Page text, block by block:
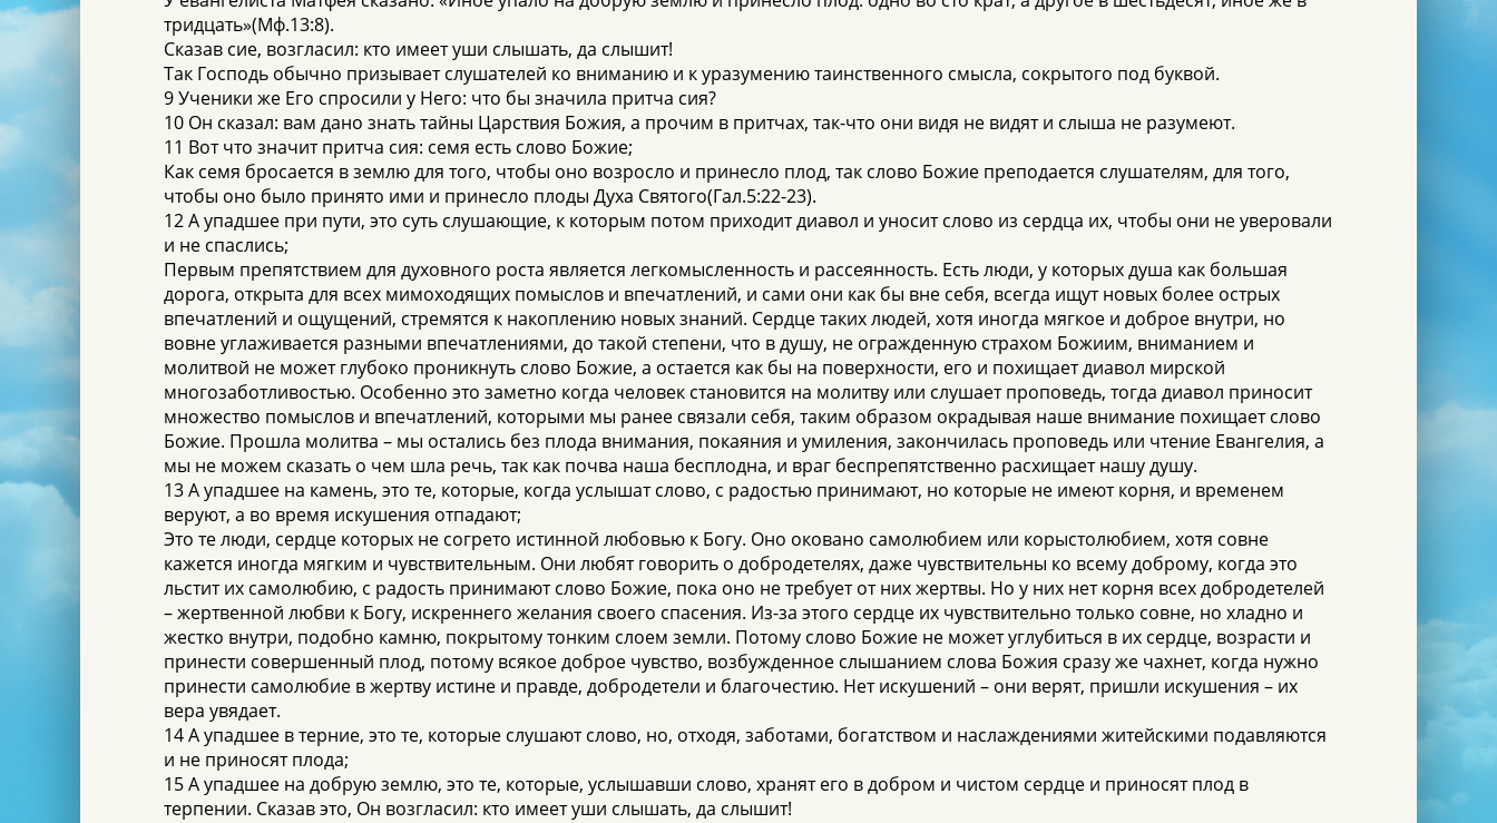
тридцать»(Мф.13:8).
Сказав сие, возгласил: кто имеет уши слышать, да слышит!
Так Господь обычно призывает слушателей ко вниманию и к уразумению таинственного смысла, сокрытого под буквой.
9 Ученики же Его спросили у Него: что бы значила притча сия?
10 Он сказал: вам дано знать тайны Царствия Божия, а прочим в притчах, так-что они видя не видят и слыша не разумеют.
11 Вот что значит притча сия: семя есть слово Божие;
Как семя бросается в землю для того, чтобы оно возросло и принесло плод, так слово Божие преподается слушателям, для того,
чтобы оно было принято ими и принесло плоды Духа Святого(Гал.5:22-23).
12 А упадшее при пути, это суть слушающие, к которым потом приходит диавол и уносит слово из сердца их, чтобы они не уверовали
и не спаслись;
Первым препятствием для духовного роста является легкомысленность и рассеянность. Есть люди, у которых душа как большая
дорога, открыта для всех мимоходящих помыслов и впечатлений, и сами они как бы вне себя, всегда ищут новых более острых
впечатлений и ощущений, стремятся к накоплению новых знаний. Сердце таких людей, хотя иногда мягкое и доброе внутри, но
вовне углаживается разными впечатлениями, до такой степени, что в душу, не огражденную страхом Божиим, вниманием и
молитвой не может глубоко проникнуть слово Божие, а остается как бы на поверхности, его и похищает диавол мирской
многозаботливостью. Особенно это заметно когда человек становится на молитву или слушает проповедь, тогда диавол приносит
множество помыслов и впечатлений, которыми мы ранее связали себя, таким образом окрадывая наше внимание похищает слово
Божие. Прошла молитва – мы остались без плода внимания, покаяния и умиления, закончилась проповедь или чтение Евангелия, а
мы не можем сказать о чем шла речь, так как почва наша бесплодна, и враг беспрепятственно расхищает нашу душу.
13 А упадшее на камень, это те, которые, когда услышат слово, с радостью принимают, но которые не имеют корня, и временем
веруют, а во время искушения отпадают;
Это те люди, сердце которых не согрето истинной любовью к Богу. Оно оковано самолюбием или корыстолюбием, хотя совне
кажется иногда мягким и чувствительным. Они любят говорить о добродетелях, даже чувствительны ко всему доброму, когда это
льстит их самолюбию, с радость принимают слово Божие, пока оно не требует от них жертвы. Но у них нет корня всех добродетелей
– жертвенной любви к Богу, искреннего желания своего спасения. Из-за этого сердце их чувствительно только совне, но хладно и
жестко внутри, подобно камню, покрытому тонким слоем земли. Потому слово Божие не может углубиться в их сердце, возрасти и
принести совершенный плод, потому всякое доброе чувство, возбужденное слышанием слова Божия сразу же чахнет, когда нужно
принести самолюбие в жертву истине и правде, добродетели и благочестию. Нет искушений – они верят, пришли искушения – их
вера увядает.
14 А упадшее в терние, это те, которые слушают слово, но, отходя, заботами, богатством и наслаждениями житейскими подавляются
и не приносят плода;
15 А упадшее на добрую землю, это те, которые, услышавши слово, хранят его в добром и чистом сердце и приносят плод в
терпении. Сказав это, Он возгласил: кто имеет уши слышать, да слышит!